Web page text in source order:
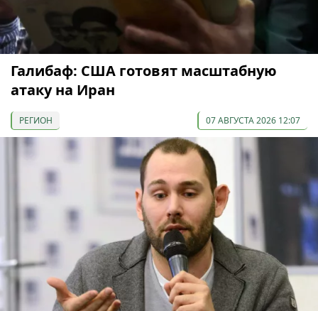
Галибаф: США готовят масштабную
атаку на Иран
РЕГИОН 07 АВГУСТА 2026 12:07